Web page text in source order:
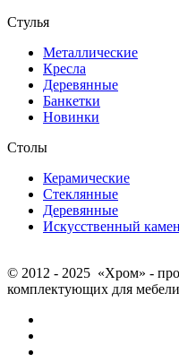
Стулья
Металлические
Кресла
Деревянные
Банкетки
Новинки
Столы
Керамические
Стеклянные
Деревянные
Искусственный
© 2012 - 2025 «Хром» -
комплектующих для мебели